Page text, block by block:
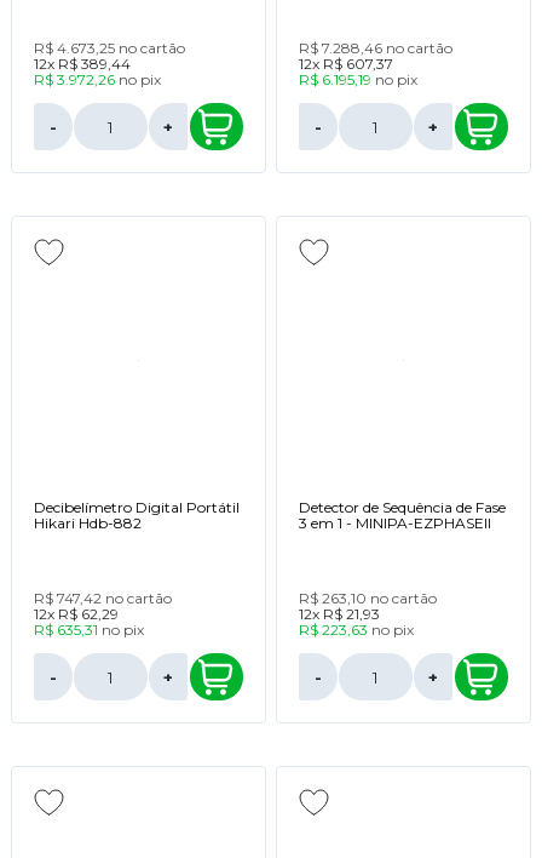
R$ 4.673,25 no cartão
12x R$ 389,44
R$ 3.972,26 no pix
- +
R$ 7.288,46 no cartão
12x R$ 607,37
R$ 6.195,19 no pix
- +
Decibelímetro Digital Portátil
Hikari Hdb-882
R$ 747,42 no cartão
12x R$ 62,29
R$ 635,31 no pix
- +
Detector de Sequência de Fase
3 em 1 - MINIPA-EZPHASEII
R$ 263,10 no cartão
12x R$ 21,93
R$ 223,63 no pix
- +